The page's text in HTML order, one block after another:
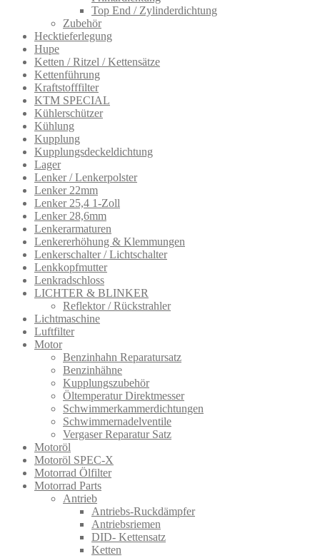
Top End / Zylinderdichtung
Zubehör
Hecktieferlegung
Hupe
Ketten / Ritzel / Kettensätze
Kettenführung
Kraftstofffilter
KTM SPECIAL
Kühlerschützer
Kühlung
Kupplung
Kupplungsdeckeldichtung
Lager
Lenker / Lenkerpolster
Lenker 22mm
Lenker 25,4 1-Zoll
Lenker 28,6mm
Lenkerarmatur​en
Lenkererhöhung & Klemmungen
Lenkerschalter / Lichtschalter
Lenkkopfmutter
Lenkradschloss
LICHTER & BLINKER
Reflektor / Rückstrahler
Lichtmaschine
Luftfilter
Motor
Benzinhahn Reparatursatz
Benzinhähne
Kupplungszubehör
Öltemperatur Direktmesser
Schwimmerkammerdichtungen
Schwimmernadelventile
Vergaser Reparatur Satz
Motoröl
Motoröl SPEC-X
Motorrad Ölfilter
Motorrad Parts
Antrieb
Antriebs-Ruckdämpfer
Antriebsriemen
DID- Kettensatz
Ketten